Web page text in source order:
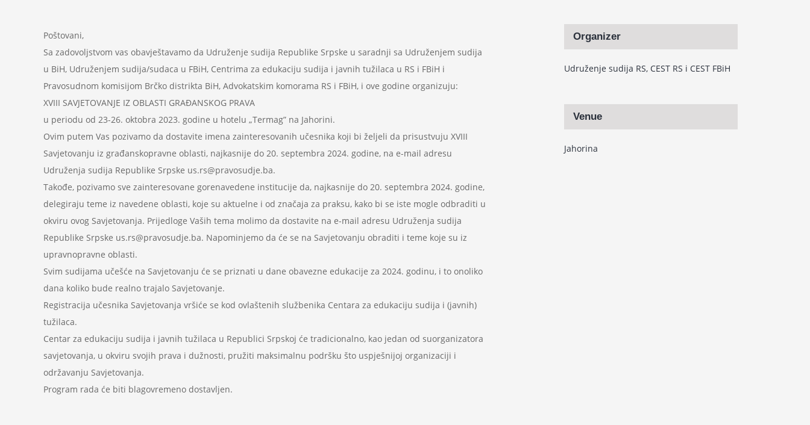
Poštovani,
Sa zadovoljstvom vas obavještavamo da Udruženje sudija Republike Srpske u saradnji sa Udruženjem sudija
u BiH, Udruženjem sudija/sudaca u FBiH, Centrima za edukaciju sudija i javnih tužilaca u RS i FBiH i
Pravosudnom komisijom Brčko distrikta BiH, Advokatskim komorama RS i FBiH, i ove godine organizuju:
XVIII SAVJETOVANJE IZ OBLASTI GRAĐANSKOG PRAVA
u periodu od 23-26. oktobra 2023. godine u hotelu „Termag” na Jahorini.
Ovim putem Vas pozivamo da dostavite imena zainteresovanih učesnika koji bi željeli da prisustvuju XVIII
Savjetovanju iz građanskopravne oblasti, najkasnije do 20. septembra 2024. godine, na e-mail adresu
Udruženja sudija Republike Srpske us.rs@pravosudje.ba.
Takođe, pozivamo sve zainteresovane gorenavedene institucije da, najkasnije do 20. septembra 2024. godine,
delegiraju teme iz navedene oblasti, koje su aktuelne i od značaja za praksu, kako bi se iste mogle odbraditi u
okviru ovog Savjetovanja. Prijedloge Vaših tema molimo da dostavite na e-mail adresu Udruženja sudija
Republike Srpske us.rs@pravosudje.ba. Napominjemo da će se na Savjetovanju obraditi i teme koje su iz
upravnopravne oblasti.
Svim sudijama učešće na Savjetovanju će se priznati u dane obavezne edukacije za 2024. godinu, i to onoliko
dana koliko bude realno trajalo Savjetovanje.
Registracija učesnika Savjetovanja vršiće se kod ovlaštenih službenika Centara za edukaciju sudija i (javnih)
tužilaca.
Centar za edukaciju sudija i javnih tužilaca u Republici Srpskoj će tradicionalno, kao jedan od suorganizatora
savjetovanja, u okviru svojih prava i dužnosti, pružiti maksimalnu podršku što uspješnijoj organizaciji i
održavanju Savjetovanja.
Program rada će biti blagovremeno dostavljen.
Organizer
Udruženje sudija RS, CEST RS i CEST FBiH
Venue
Jahorina